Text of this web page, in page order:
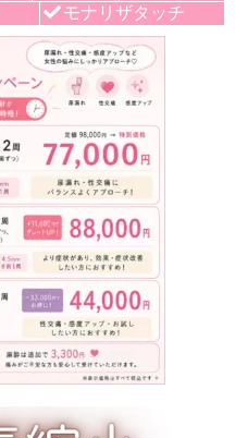
モナリザタッチ